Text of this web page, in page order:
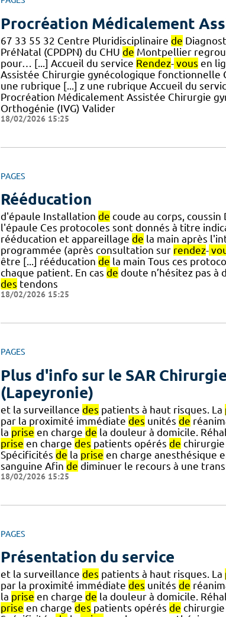
Procréation Médicalement
67 33 55 32 Centre Pluridisciplinaire de
PréNatal (CPDPN) du CHU de Montpellier
pour… [...] Accueil du service Rendez- vous en
Assistée Chirurgie gynécologique fonctionnelle
une rubrique [...] z une rubrique Accueil du
Procréation Médicalement Assistée Chirurgie
Orthogénie (IVG) Valider
18/02/2026 15:25
PAGES
Rééducation
d'épaule Installation de coude au corps,
l'épaule Ces protocoles sont donnés à titre
rééducation et appareillage de la main après
programmée (après consultation sur rendez-
être [...] rééducation de la main Tous ces
chaque patient. En cas de doute n’hésitez pas
des tendons
18/02/2026 15:25
PAGES
Plus d'info sur le SAR
(Lapeyronie)
et la surveillance des patients à haut risques. La
par la proximité immédiate des unités de
la prise en charge de la douleur à domicile.
prise en charge des patients opérés de
Spécificités de la prise en charge anesthésique
sanguine Afin de diminuer le recours à une
18/02/2026 15:25
PAGES
Présentation du service
et la surveillance des patients à haut risques. La
par la proximité immédiate des unités de
la prise en charge de la douleur à domicile.
prise en charge des patients opérés de